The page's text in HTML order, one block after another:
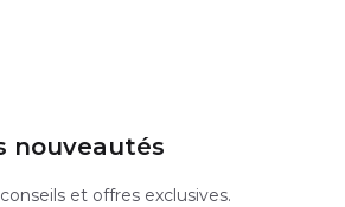
nouveautés
et offres exclusives.